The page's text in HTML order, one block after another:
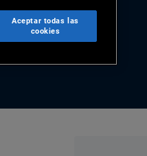
Aceptar todas las
cookies